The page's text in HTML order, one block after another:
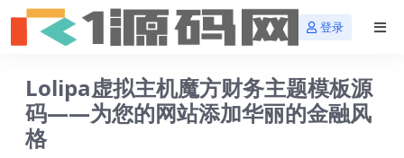
登录
Lolipa虚拟主机魔方财务主题模板源
码——为您的网站添加华丽的金融风
格